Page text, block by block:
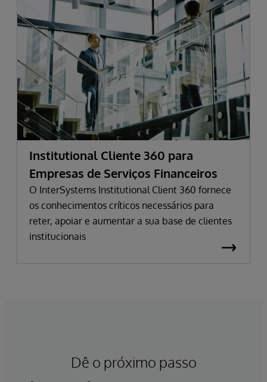
Institutional Cliente 360 para
Empresas de Serviços Financeiros
O InterSystems Institutional Client 360 fornece
os conhecimentos críticos necessários para
reter, apoiar e aumentar a sua base de clientes
institucionais
Dê o próximo passo